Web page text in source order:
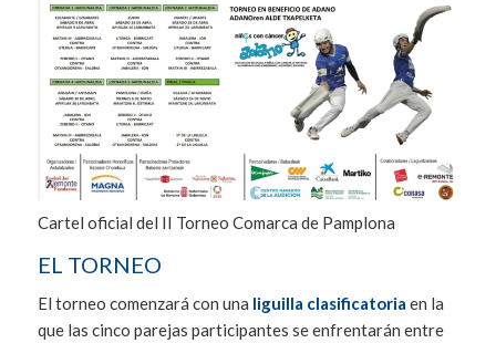
Cartel oficial del II Torneo Comarca de Pamplona
EL TORNEO
El torneo comenzará con una liguilla clasificatoria en la
que las cinco parejas participantes se enfrentarán entre